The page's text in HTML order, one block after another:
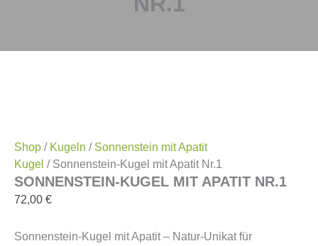
Shop / Kugeln / Sonnenstein mit Apatit
Kugel / Sonnenstein-Kugel mit Apatit Nr.1
SONNENSTEIN-KUGEL MIT APATIT NR.1
72,00 €
Sonnenstein-Kugel mit Apatit – Natur-Unikat für